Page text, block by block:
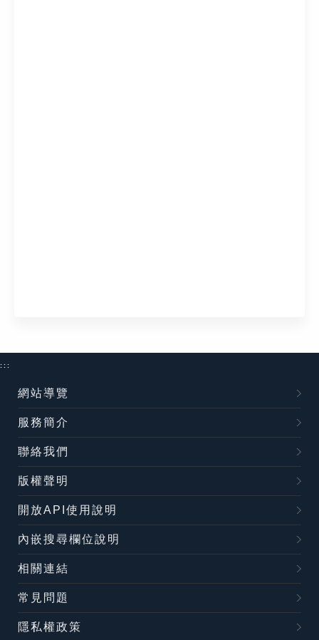
:::
網站導覽
服務簡介
聯絡我們
版權聲明
開放API使用說明
內嵌搜尋欄位說明
相關連結
常見問題
隱私權政策